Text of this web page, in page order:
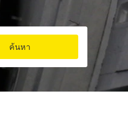
เหมืองหิน
ชาชีพเฉพาะทาง
อนและการทหาร
ศยาน
ค้นหา